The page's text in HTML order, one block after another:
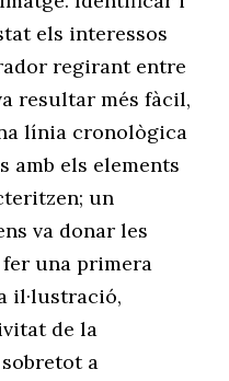
els interessos
regirant entre
resultar més fàcil,
línia cronològica
amb els elements
un
va donar les
fer una primera
il·lustració,
de la
a